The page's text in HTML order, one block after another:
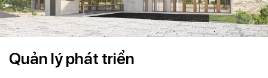
Quản lý phát triển